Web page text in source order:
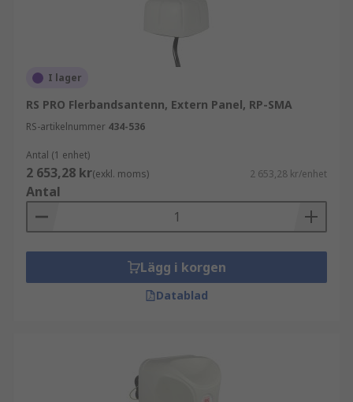
I lager
RS PRO Flerbandsantenn, Extern Panel, RP-SMA
RS-artikelnummer 434-536
Antal (1 enhet)
2 653,28 kr(exkl. moms) 2 653,28 kr/enhet
Antal
Lägg i korgen
Datablad